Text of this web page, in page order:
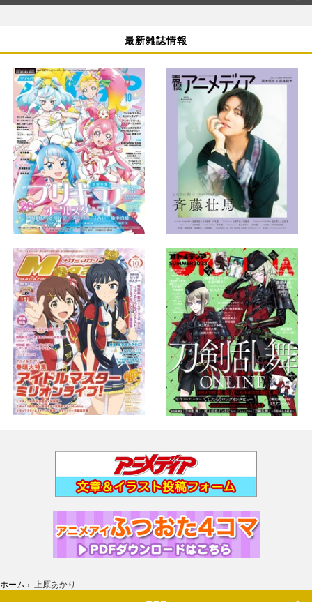
最新雑誌情報
ホーム › 上原あかり